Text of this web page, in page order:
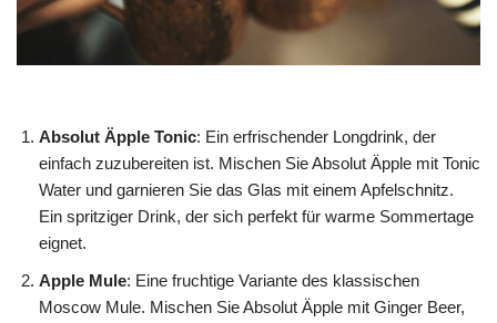
Absolut Äpple Tonic: Ein erfrischender Longdrink, der
einfach zuzubereiten ist. Mischen Sie Absolut Äpple mit Tonic
Water und garnieren Sie das Glas mit einem Apfelschnitz.
Ein spritziger Drink, der sich perfekt für warme Sommertage
eignet.
Apple Mule: Eine fruchtige Variante des klassischen
Moscow Mule. Mischen Sie Absolut Äpple mit Ginger Beer,